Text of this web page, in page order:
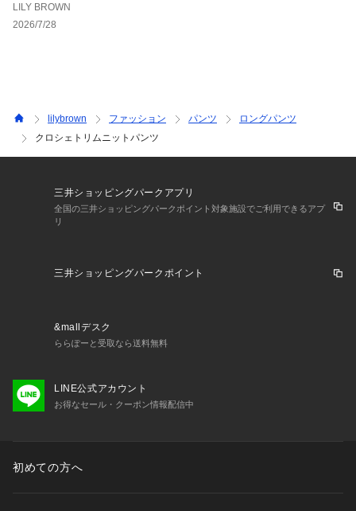
い。
商品の色味は、商品単品画像をご参照下さい。
LILY BROWN
2026/7/28
lilybrown ファッション パンツ
ロングパンツ
クロシェトリムニットパンツ
三井ショッピングパークアプリ
全国の三井ショッピングパークポイント対象施設でご利用できるアプ
リ
三井ショッピングパークポイント
&mallデスク
ららぽーと受取なら送料無料
LINE公式アカウント
お得なセール・クーポン情報配信中
初めての方へ